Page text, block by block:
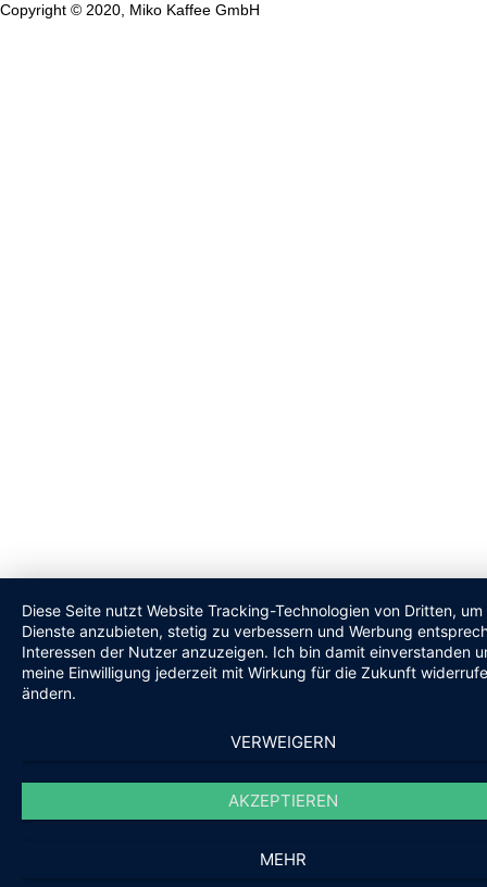
Copyright © 2020, Miko Kaffee GmbH
Diese Seite nutzt Website Tracking-Technologien von Dritten, um
Dienste anzubieten, stetig zu verbessern und Werbung
Interessen der Nutzer anzuzeigen. Ich bin damit einverstanden
meine Einwilligung jederzeit mit Wirkung für die Zukunft
ändern.
VERWEIGERN
AKZEPTIEREN
MEHR